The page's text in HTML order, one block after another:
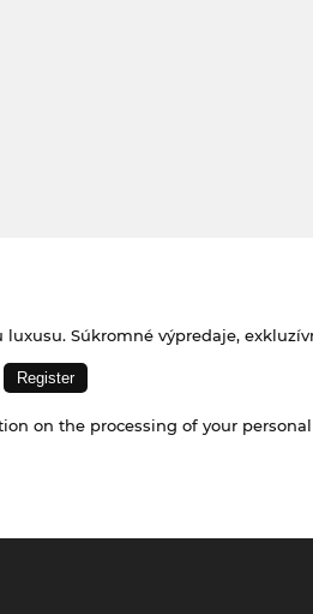
Súkromné výpredaje,
on the processing of your